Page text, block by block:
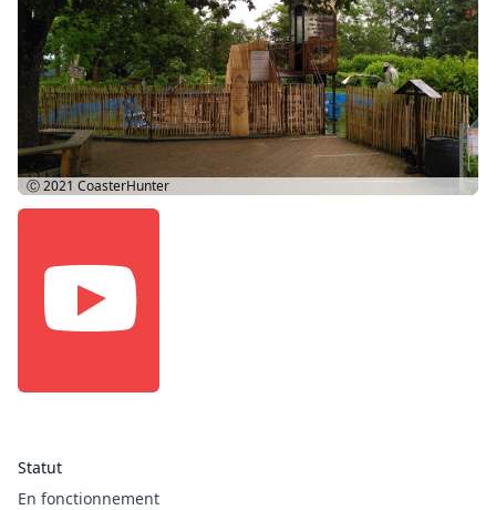
Statut
En fonctionnement
Ⓒ 2021 CoasterHunter